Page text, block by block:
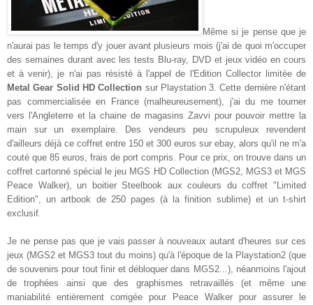
Même si je pense que je
n'aurai pas le temps d'y jouer avant plusieurs mois (j'ai de quoi m'occuper
des semaines durant avec les tests Blu-ray, DVD et jeux vidéo en cours
et à venir), je n'ai pas résisté à l'appel de l'Edition Collector limitée de
Metal Gear Solid HD Collection sur Playstation 3. Cette dernière n'étant
pas commercialisée en France (malheureusement), j'ai du me tourner
vers l'Angleterre et la chaine de magasins Zavvi pour pouvoir mettre la
main sur un exemplaire. Des vendeurs peu scrupuleux revendent
d'ailleurs déjà ce coffret entre 150 et 300 euros sur ebay, alors qu'il ne m'a
couté que 85 euros, frais de port compris. Pour ce prix, on trouve dans un
coffret cartonné spécial le jeu MGS HD Collection (MGS2, MGS3 et MGS
Peace Walker), un boitier Steelbook aux couleurs du coffret "Limited
Edition", un artbook de 250 pages (à la finition sublime) et un t-shirt
exclusif.
Je ne pense pas que je vais passer à nouveaux autant d'heures sur ces
jeux (MGS2 et MGS3 tout du moins) qu'à l'époque de la Playstation2 (que
de souvenirs pour tout finir et débloquer dans MGS2...), néanmoins l'ajout
de trophées ainsi que des graphismes retravaillés (et même une
maniabilité entièrement corrigée pour Peace Walker pour assurer le